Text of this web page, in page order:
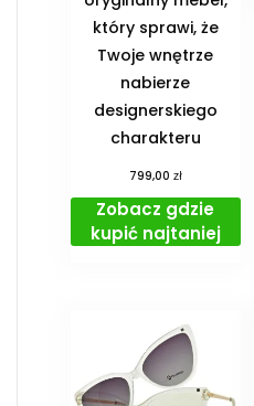
który sprawi, że
Twoje wnętrze
nabierze
designerskiego
charakteru
799,00 zł
Zobacz gdzie
kupić najtaniej